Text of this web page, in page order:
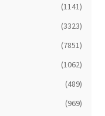
(1141)
(3323)
(7851)
(1062)
(489)
(969)